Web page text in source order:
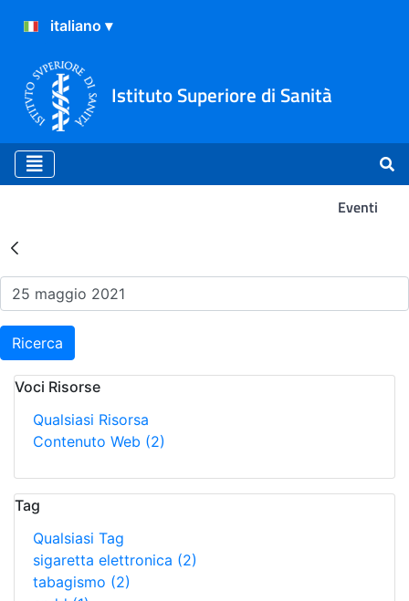
Istituto Superiore di Sanità
Eventi
Risultati della Ricerca -
Ricerca
Voci Risorse
Qualsiasi Risorsa
Contenuto Web (2)
Tag
Qualsiasi Tag
sigaretta elettronica (2)
tabagismo (2)